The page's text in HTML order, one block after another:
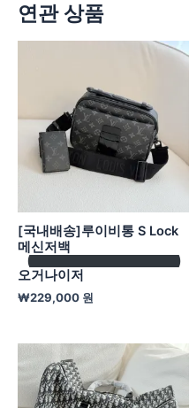
연관 상품
[국내배송]루이비통 S Lock
메신저백
오거나이저
₩229,000 원